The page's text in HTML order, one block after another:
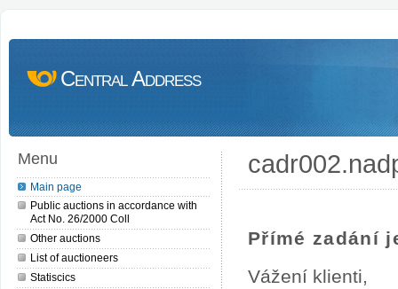
Central Address
Menu
Main page
Public auctions in accordance with
Act No. 26/2000 Coll
Other auctions
List of auctioneers
Statiscics
Přímé zadání
Vážení klienti,